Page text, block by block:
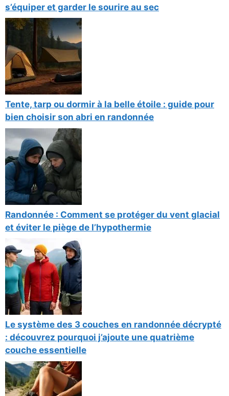
s’équiper et garder le sourire au sec
Tente, tarp ou dormir à la belle étoile : guide pour
bien choisir son abri en randonnée
Randonnée : Comment se protéger du vent glacial
et éviter le piège de l’hypothermie
Le système des 3 couches en randonnée décrypté
: découvrez pourquoi j’ajoute une quatrième
couche essentielle